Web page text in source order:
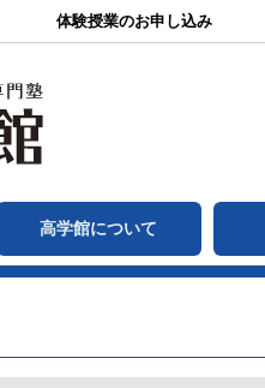
体験授業のお申し込み
高学館について